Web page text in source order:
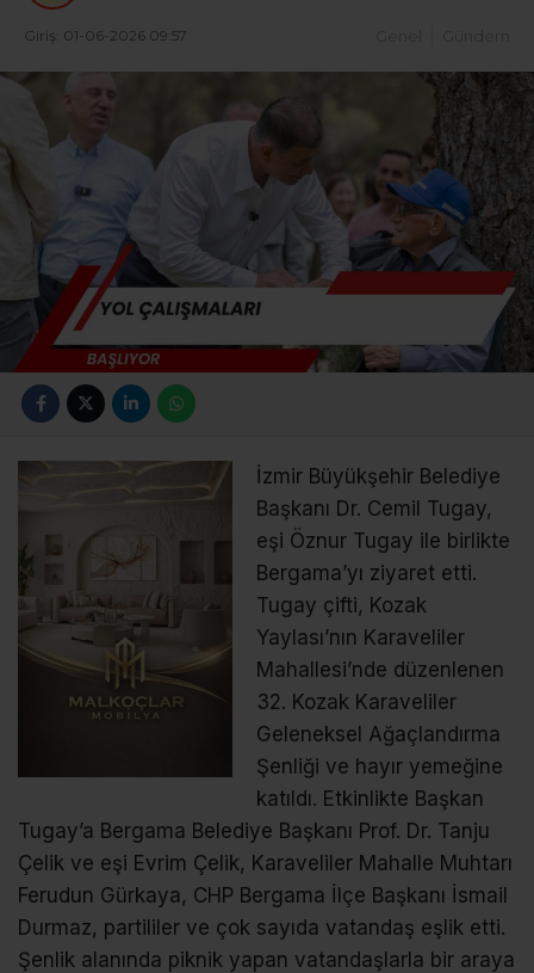
Giriş: 01-06-2026 09:57 Gündem
İzmir Büyükşehir Belediye
Başkanı Dr. Cemil Tugay,
eşi Öznur Tugay ile birlikte
Bergama’yı ziyaret etti.
Tugay çifti, Kozak
Yaylası’nın Karaveliler
Mahallesi’nde düzenlenen
32. Kozak Karaveliler
Geleneksel Ağaçlandırma
Şenliği ve hayır yemeğine
katıldı. Etkinlikte Başkan
Tugay’a Bergama Belediye Başkanı Prof. Dr. Tanju
Çelik ve eşi Evrim Çelik, Karaveliler Mahalle Muhtarı
Ferudun Gürkaya, CHP Bergama İlçe Başkanı İsmail
Durmaz, partililer ve çok sayıda vatandaş eşlik etti.
Şenlik alanında piknik yapan vatandaşlarla bir araya